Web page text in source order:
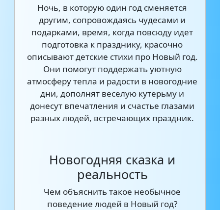
Ночь, в которую один год сменяется
другим, сопровождаясь чудесами и
подарками, время, когда повсюду идет
подготовка к празднику, красочно
описывают детские стихи про Новый год.
Они помогут поддержать уютную
атмосферу тепла и радости в новогодние
дни, дополнят веселую кутерьму и
донесут впечатления и счастье глазами
разных людей, встречающих праздник.
Новогодняя сказка и
реальность
Чем объяснить такое необычное
поведение людей в Новый год?